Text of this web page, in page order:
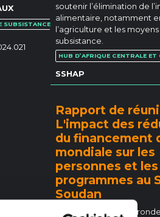
SUBSISTANCE
soutenir l’élimination de
alimentaire, notamment
l’agriculture et les
subsistance.
HUB D’AFRIQUE CENTRALE ET
SSHAP
Rapport de
L'impact des
du financement
mondiale sur les
personnes et les
programmes au
Soudan
Rapport d'une table